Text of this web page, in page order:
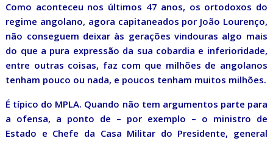
Como aconteceu nos últimos 47 anos, os ortodoxos do
regime angolano, agora capitaneados por João Lourenço,
não conseguem deixar às gerações vindouras algo mais
do que a pura expressão da sua cobardia e inferioridade,
entre outras coisas, faz com que milhões de angolanos
tenham pouco ou nada, e poucos tenham muitos milhões.
É típico do MPLA. Quando não tem argumentos parte para
a ofensa, a ponto de – por exemplo – o ministro de
Estado e Chefe da Casa Militar do Presidente, general